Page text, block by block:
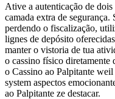
Ative a autenticação de
camada extra de
perdendo o fiscalização,
lignes de depósito
manter o vistoria de tua
o cassino físico diretamente
o Cassino ao Palpitante
system aspectos
ao Palpitante ze destacar.